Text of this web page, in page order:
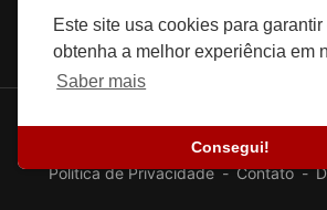
Este site usa cookies para
obtenha a melhor experiência em
Saber mais
Consegui!
Histórias de sucesso-
Política de Privacidade-Contato-